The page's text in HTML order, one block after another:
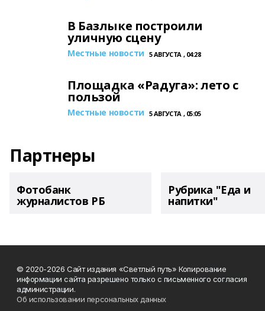
В Базлыке построили
уличную сцену
Местные новости 5 АВГУСТА , 04:28
Площадка «Радуга»: лето с
пользой
Местные новости 5 АВГУСТА , 05:05
Партнеры
Фотобанк
журналистов РБ
Рубрика "Еда и
напитки"
© 2020-2026 Сайт издания «Светлый путь» Копирование
информации сайта разрешено только с письменного согласия
администрации.
Об использовании персональных данных